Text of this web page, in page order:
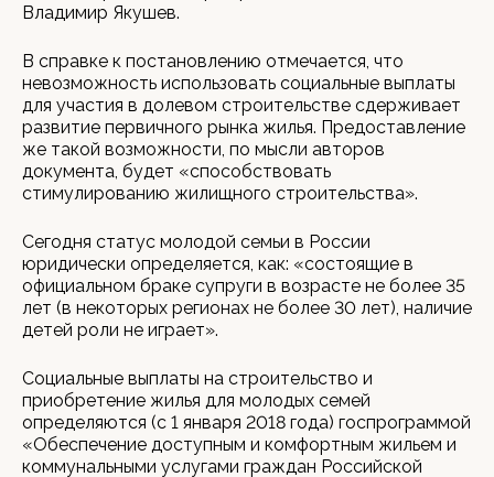
Владимир Якушев.
В справке к постановлению отмечается, что
невозможность использовать социальные выплаты
для участия в долевом строительстве сдерживает
развитие первичного рынка жилья. Предоставление
же такой возможности, по мысли авторов
документа, будет «способствовать
стимулированию жилищного строительства».
Сегодня статус молодой семьи в России
юридически определяется, как: «состоящие в
официальном браке супруги в возрасте не более 35
лет (в некоторых регионах не более 30 лет), наличие
детей роли не играет».
Социальные выплаты на строительство и
приобретение жилья для молодых семей
определяются (с 1 января 2018 года) госпрограммой
«Обеспечение доступным и комфортным жильем и
коммунальными услугами граждан Российской